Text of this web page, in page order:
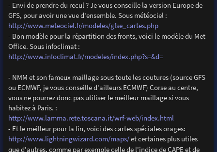
- Envi de prendre du recul ? Je vous conseille la version Europe de
GFS, pour avoir une vue d'ensemble. Sous météociel :
http://www.meteociel.fr/modeles/gfse_cartes.php
- Bon modèle pour la répartition des fronts, voici le modèle du Met
Office. Sous infoclimat :
http://www.infoclimat.fr/modeles/index.php?s=&d=
- NMM et son fameux maillage sous toute les coutures (source GFS
ou ECMWF, je vous conseille d'ailleurs ECMWF) Corse au centre,
vous ne pourrez donc pas utiliser le meilleur maillage si vous
habitez à Paris. :
http://www.lamma.rete.toscana.it/wrf-web/index.html
- Et le meilleur pour la fin, voici des cartes spéciales orages:
http://www.lightningwizard.com/maps/et certaines plus utiles
que d'autres, comme par exemple celle de l'indice de CAPE et de